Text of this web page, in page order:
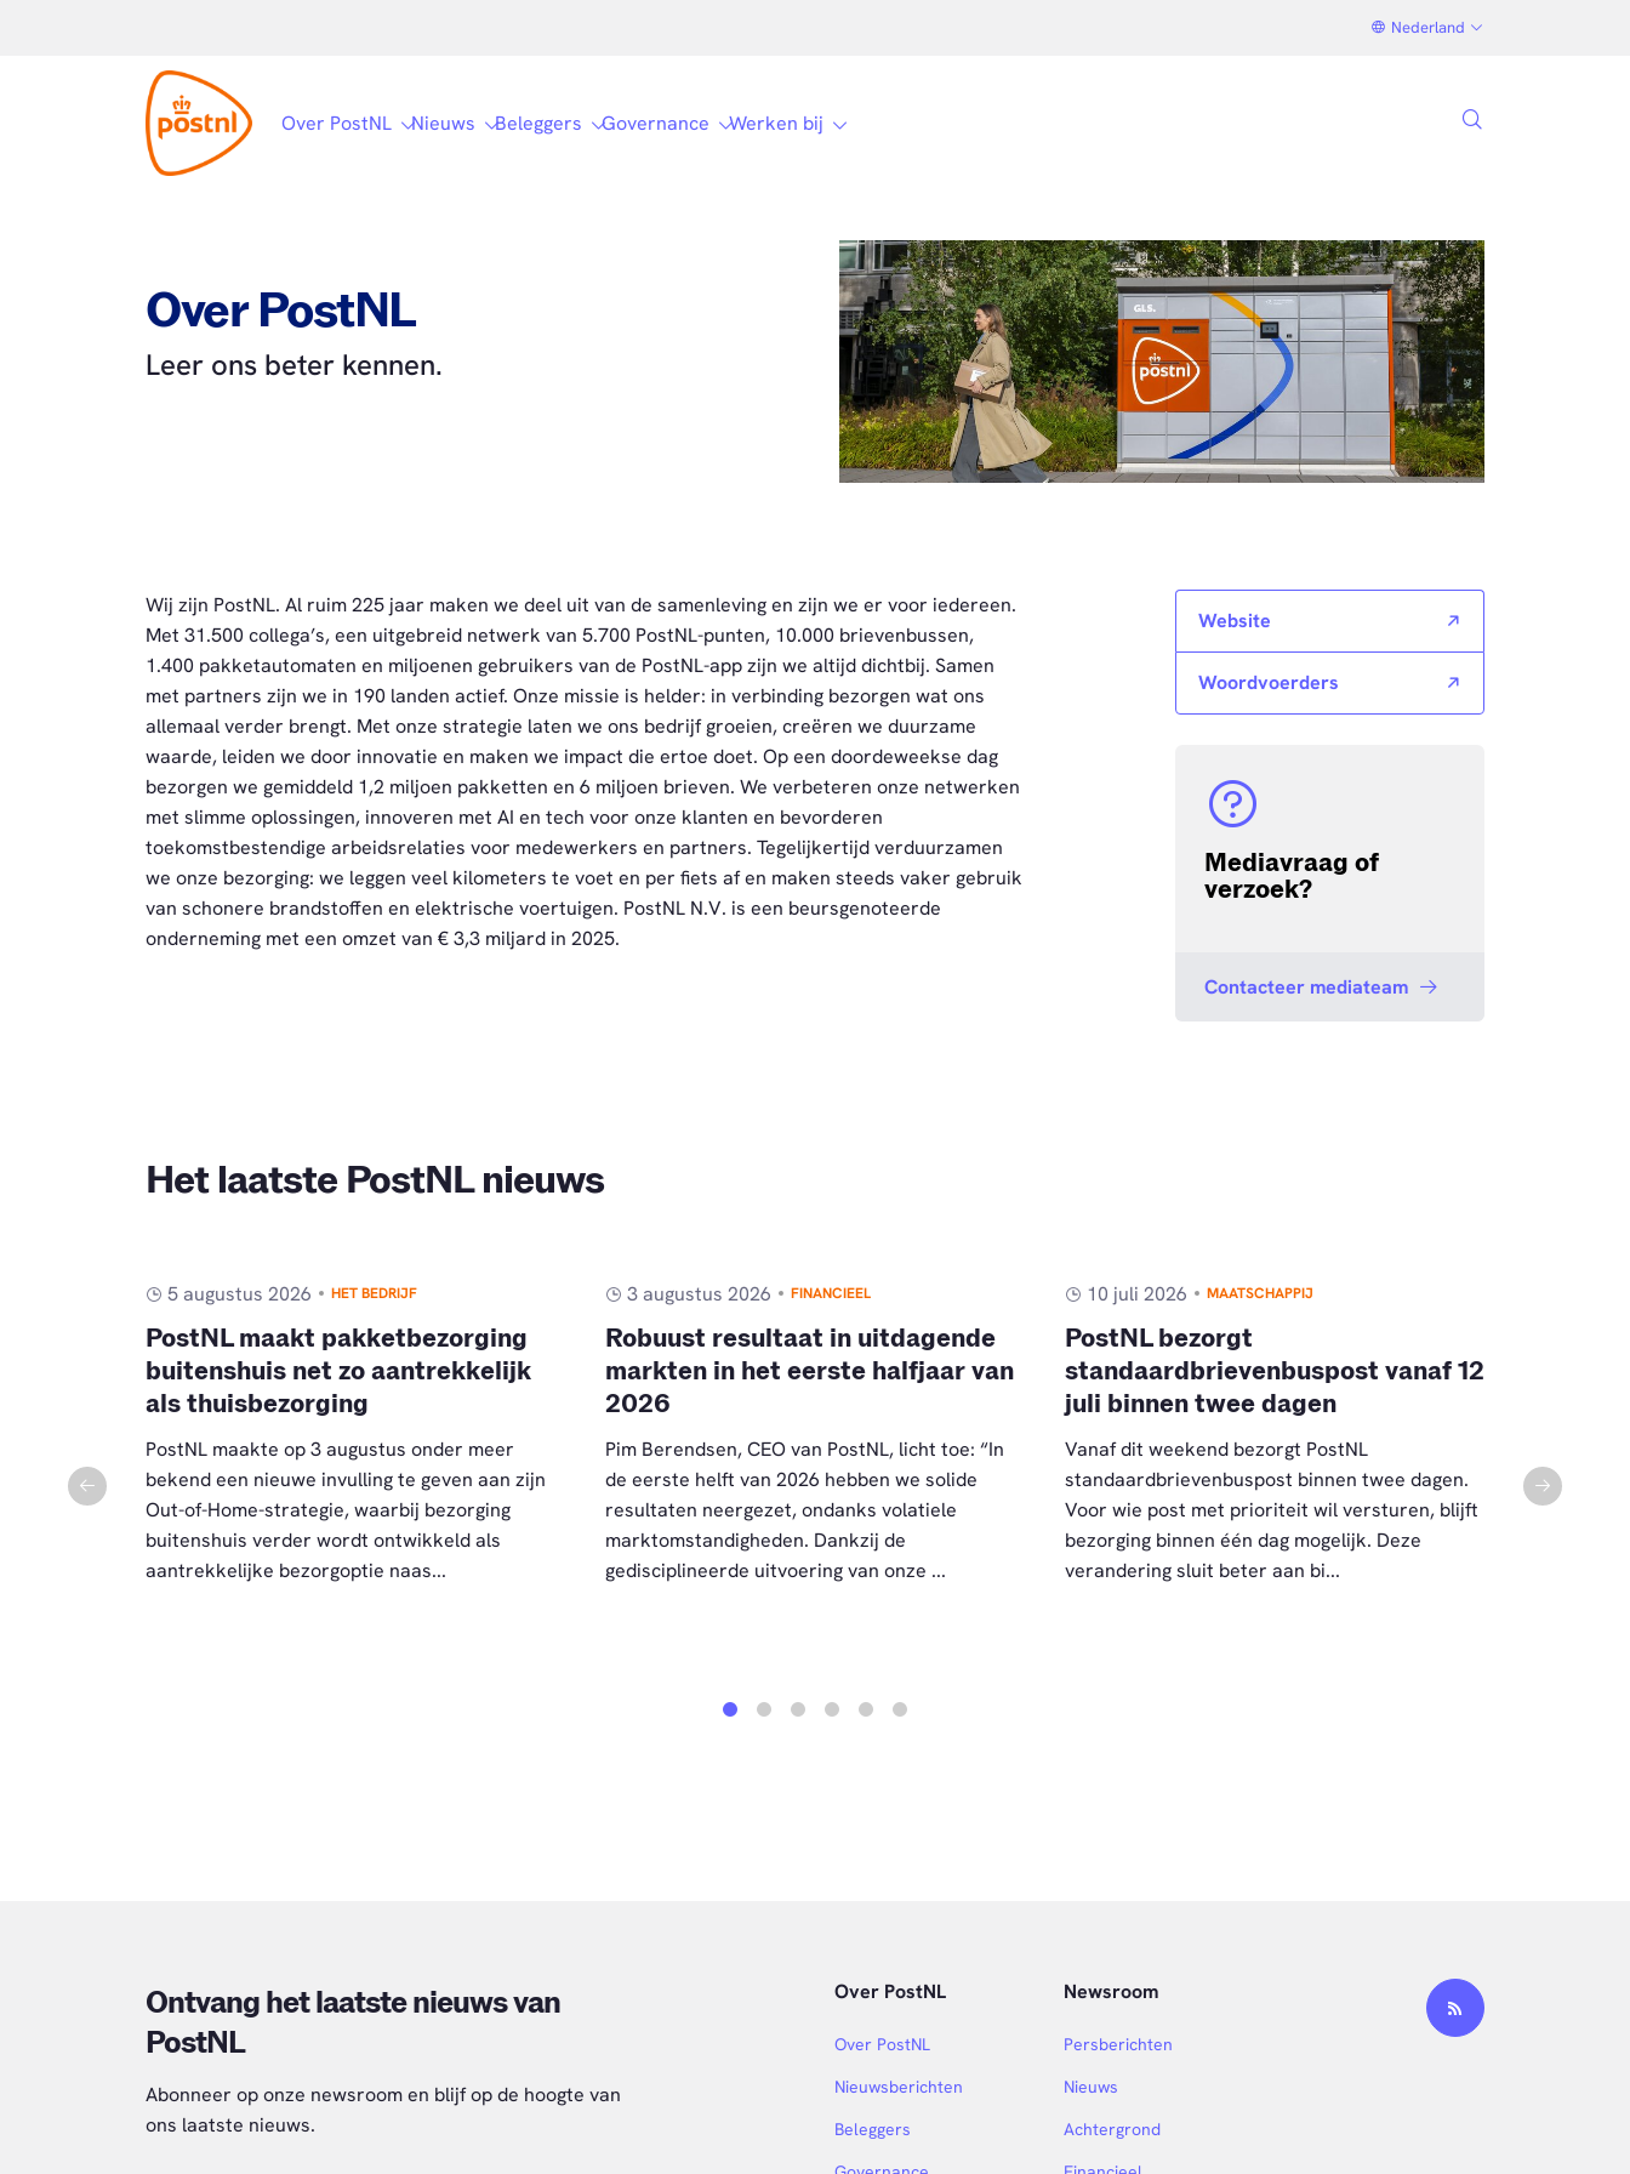
Nederland
Nieuws
Over PostNL Beleggers Governance Werken bij
Over PostNL
Leer ons beter kennen.
Wij zijn PostNL. Al ruim 225 jaar maken we deel uit van de samenleving en zijn we er voor iedereen.
Met 31.500 collega’s, een uitgebreid netwerk van 5.700 PostNL-punten, 10.000 brievenbussen,
1.400 pakketautomaten en miljoenen gebruikers van de PostNL-app zijn we altijd dichtbij. Samen
met partners zijn we in 190 landen actief. Onze missie is helder: in verbinding bezorgen wat ons
allemaal verder brengt. Met onze strategie laten we ons bedrijf groeien, creëren we duurzame
waarde, leiden we door innovatie en maken we impact die ertoe doet. Op een doordeweekse dag
bezorgen we gemiddeld 1,2 miljoen pakketten en 6 miljoen brieven. We verbeteren onze netwerken
met slimme oplossingen, innoveren met AI en tech voor onze klanten en bevorderen
toekomstbestendige arbeidsrelaties voor medewerkers en partners. Tegelijkertijd verduurzamen
we onze bezorging: we leggen veel kilometers te voet en per fiets af en maken steeds vaker gebruik
van schonere brandstoffen en elektrische voertuigen. PostNL N.V. is een beursgenoteerde
onderneming met een omzet van € 3,3 miljard in 2025.
Website
Woordvoerders
Mediavraag of
verzoek?
Contacteer mediateam
Het laatste PostNL nieuws
5 augustus 2026 HET BEDRIJF
PostNL maakt pakketbezorging
buitenshuis net zo aantrekkelijk
als thuisbezorging
PostNL maakte op 3 augustus onder meer
bekend een nieuwe invulling te geven aan zijn
Out-of-Home-strategie, waarbij bezorging
buitenshuis verder wordt ontwikkeld als
aantrekkelijke bezorgoptie naas...
3 augustus 2026 FINANCIEEL
Robuust resultaat in uitdagende
markten in het eerste halfjaar van
2026
Pim Berendsen, CEO van PostNL, licht toe: “In
de eerste helft van 2026 hebben we solide
resultaten neergezet, ondanks volatiele
marktomstandigheden. Dankzij de
gedisciplineerde uitvoering van onze ...
10 juli 2026 MAATSCHAPPIJ
PostNL bezorgt
standaardbrievenbuspost vanaf 12
juli binnen twee dagen
Vanaf dit weekend bezorgt PostNL
standaardbrievenbuspost binnen twee dagen.
Voor wie post met prioriteit wil versturen, blijft
bezorging binnen één dag mogelijk. Deze
verandering sluit beter aan bi...
met de
Ontvang het laatste nieuws van
PostNL
Abonneer op onze newsroom en blijf op de hoogte van
ons laatste nieuws.
Over PostNL
Nieuwsberichten
Over PostNL
Beleggers
Newsroom
Persberichten
Nieuws
Achtergrond